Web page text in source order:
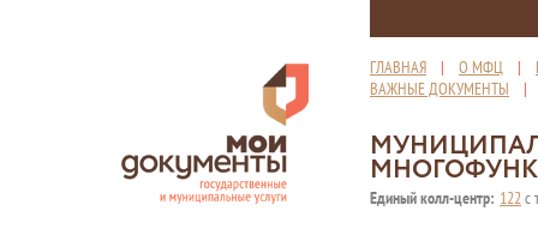
ГЛАВНАЯ | О МФЦ |
ВАЖНЫЕ ДОКУМЕНТЫ
Единый колл-центр: 122с